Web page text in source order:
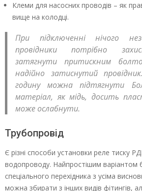
Клеми для насосних проводів – як
вище на колодці.
При підключенні нічого
провідники потрібно
затягнути притискним
надійно затиснутий
годину можна підтягнути
матеріал, як мідь, досить
може ослабнути.
Трубопровід
Є різні способи установки реле тиску
водопроводу. Найпростішим варіантом
спеціального перехідника з усіма
можна збирати з інших видів фітингів,